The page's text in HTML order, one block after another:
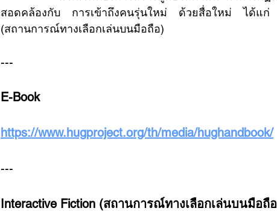
สอดคล้องกับ การเข้าถึงคนรุ่นใหม่ ด้วยสื่อใหม่ ได้แ
(สถานการณ์ทางเลือกเล่นบนมือถือ)
---
E-Book
https://www.hugproject.org/th/media/hughandbook/
---
Interactive Fiction (สถานการณ์ทางเลือกเล่นบนมือถื